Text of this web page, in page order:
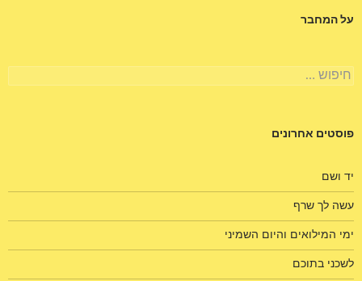
על המחבר
חיפוש:
פוסטים אחרונים
יד ושם
עשה לך שרף
ימי המילואים והיום השמיני
לשכני בתוכם